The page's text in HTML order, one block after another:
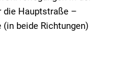
die Hauptstraße –
beide Richtungen)